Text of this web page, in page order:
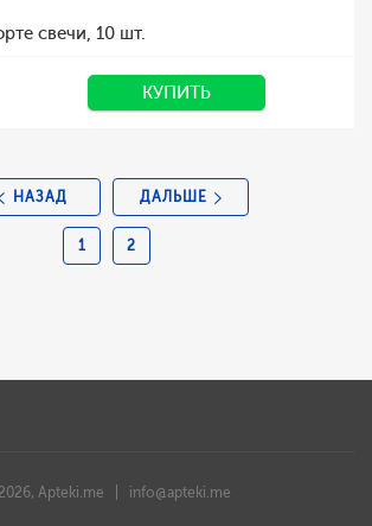
свечи, 10 шт.
КУПИТЬ
НАЗАД
1 2
ДАЛЬШЕ
Apteki.me | info@apteki.me